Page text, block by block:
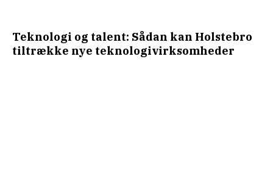
Teknologi og talent: Sådan kan Holstebro
tiltrække nye teknologivirksomheder